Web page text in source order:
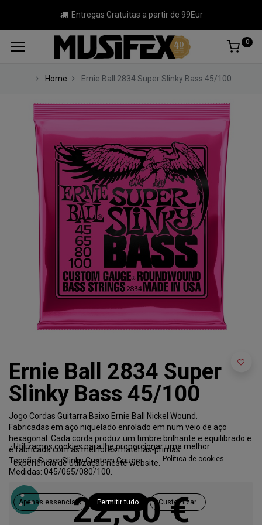
Entregas Gratuitas a partir de 99Eur
0
Home Ernie Ball 2834 Super Slinky Bass 45/100
Ernie Ball 2834 Super
Slinky Bass 45/100
Jogo Cordas Guitarra Baixo Ernie Ball Nickel Wound.
Fabricadas em aço niquelado enrolado em num veio de aço
hexagonal. Cada corda produz um timbre brilhante e equilibrado e
é fabricada com as melhores matérias-primas.
Tensão Super Slinky Custom Gauge.
Medidas: 045/065/080/100.
22,50€
Utilizamos cookies para lhe proporcionar uma melhor
experiência de utilização neste website.
Política de cookies
Apenas essenciais Permitir tudo Customizar